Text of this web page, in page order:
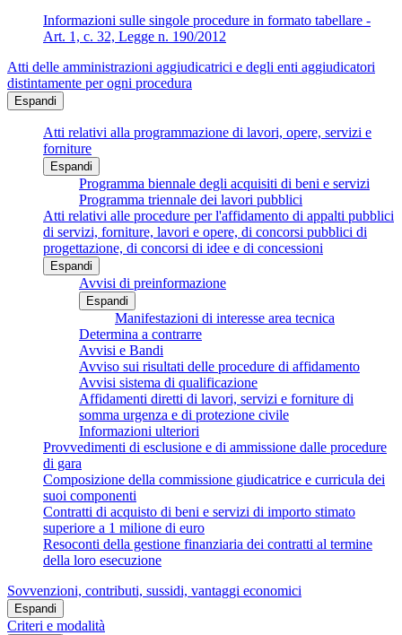
Informazioni sulle singole procedure in formato tabellare -
Art. 1, c. 32, Legge n. 190/2012
Atti delle amministrazioni aggiudicatrici e degli enti aggiudicatori
distintamente per ogni procedura
Espandi
Atti relativi alla programmazione di lavori, opere, servizi e
forniture
Espandi
Programma biennale degli acquisiti di beni e servizi
Programma triennale dei lavori pubblici
Atti relativi alle procedure per l'affidamento di appalti pubblici
di servizi, forniture, lavori e opere, di concorsi pubblici di
progettazione, di concorsi di idee e di concessioni
Espandi
Avvisi di preinformazione
Espandi
Manifestazioni di interesse area tecnica
Determina a contrarre
Avvisi e Bandi
Avviso sui risultati delle procedure di affidamento
Avvisi sistema di qualificazione
Affidamenti diretti di lavori, servizi e forniture di
somma urgenza e di protezione civile
Informazioni ulteriori
Provvedimenti di esclusione e di ammissione dalle procedure
di gara
Composizione della commissione giudicatrice e curricula dei
suoi componenti
Contratti di acquisto di beni e servizi di importo stimato
superiore a 1 milione di euro
Resoconti della gestione finanziaria dei contratti al termine
della loro esecuzione
Sovvenzioni, contributi, sussidi, vantaggi economici
Espandi
Criteri e modalità